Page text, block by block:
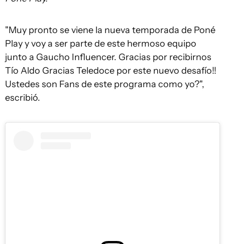
"Muy pronto se viene la nueva temporada de Poné
Play y voy a ser parte de este hermoso equipo
junto a Gaucho Influencer. Gracias por recibirnos
Tío Aldo Gracias Teledoce por este nuevo desafío!!
Ustedes son Fans de este programa como yo?",
escribió.